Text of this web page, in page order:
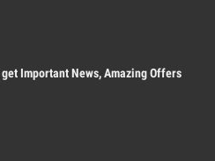
Important News, Amazing Offers